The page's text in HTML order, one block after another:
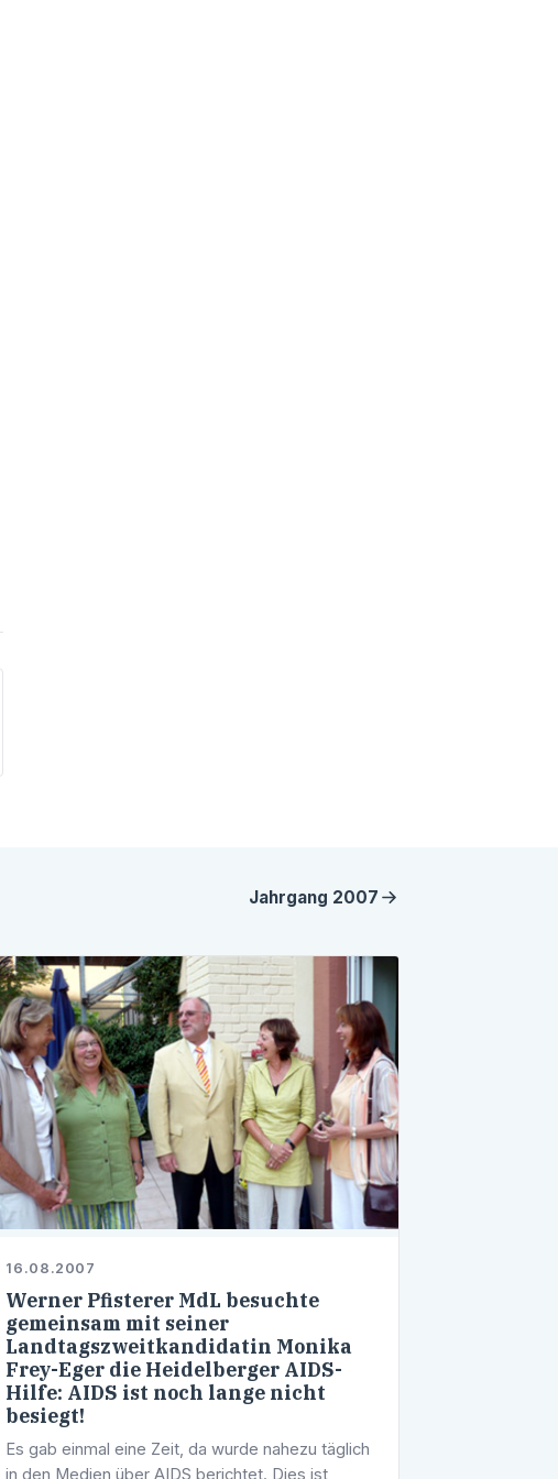
Jahrgang 2007
16.08.2007
Werner Pfisterer MdL besuchte
gemeinsam mit seiner
Landtagszweitkandidatin Monika
Frey-Eger die Heidelberger AIDS-
Hilfe: AIDS ist noch lange nicht
besiegt!
Es gab einmal eine Zeit, da wurde nahezu täglich
in den Medien über AIDS berichtet. Dies ist